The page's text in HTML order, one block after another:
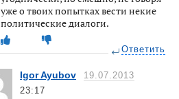
уже о твоих попытках вести некие
политические диалоги.
Ответить
Igor Ayubov
19.07.2013
23:17